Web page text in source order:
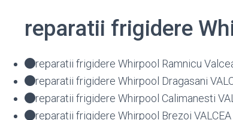
reparatii frigidere
reparatii frigidere Whirpool Ramnicu
reparatii frigidere Whirpool Dragasani
reparatii frigidere Whirpool Calimanesti
reparatii frigidere Whirpool Brezoi VALCEA